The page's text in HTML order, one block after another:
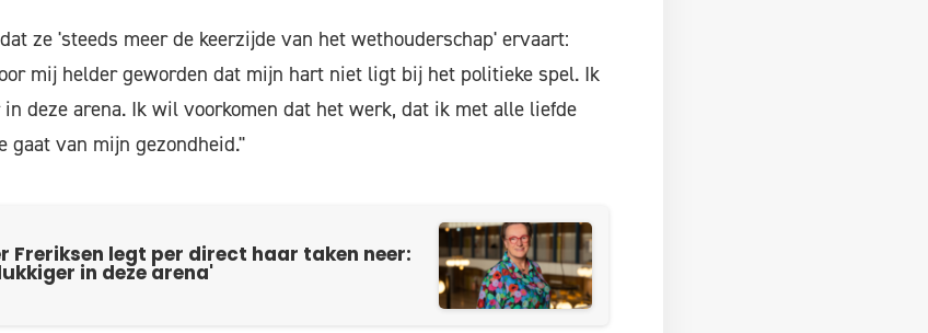
ze 'steeds meer de keerzijde van het wethouderschap' ervaart:
mij helder geworden dat mijn hart niet ligt bij het politieke spel. Ik
deze arena. Ik wil voorkomen dat het werk, dat ik met alle liefde
gaat van mijn gezondheid."
Freriksen legt per direct haar taken neer:
in deze arena'